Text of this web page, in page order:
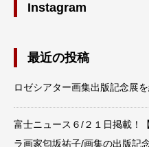
Instagram
最近の投稿
ロゼシアター画集出版記念展
富士ニュース６/２１日掲載！
ラ画家匂坂祐子/画集の出版記